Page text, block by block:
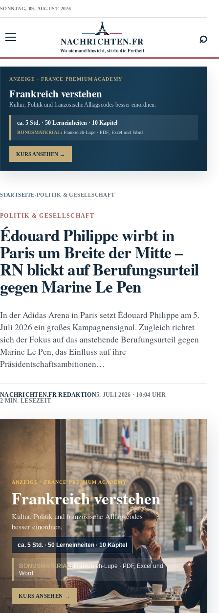
SONNTAG, 09. AUGUST 2026
NACHRICHTEN.FR
Wo niemand hinsieht, stirbt die Freiheit
⌕
ANZEIGE · FRANCE PREMIUM ACADEMY
Frankreich verstehen
Kultur, Politik und französische Alltagscodes besser einordnen.
ca. 5 Std. · 50 Lerneinheiten · 10 Kapitel
BONUSMATERIAL: Frankreich-Lupe · PDF, Excel und Word
KURS ANSEHEN →
STARTSEITE›POLITIK & GESELLSCHAFT
POLITIK & GESELLSCHAFT
Édouard Philippe wirbt in
Paris um Breite der Mitte –
RN blickt auf Berufungsurteil
gegen Marine Le Pen
In der Adidas Arena in Paris setzt Édouard Philippe am 5.
Juli 2026 ein großes Kampagnensignal. Zugleich richtet
sich der Fokus auf das anstehende Berufungsurteil gegen
Marine Le Pen, das Einfluss auf ihre
Präsidentschaftsambitionen…
NACHRICHTEN.FR REDAKTION5. JULI 2026 · 10:04 UHR
2 MIN. LESEZEIT
ANZEIGE · FRANCE PREMIUM ACADEMY
Frankreich verstehen
Kultur, Politik und französische Alltagscodes
besser einordnen.
ca. 5 Std. · 50 Lerneinheiten · 10 Kapitel
BONUSMATERIAL: Frankreich-Lupe · PDF, Excel und
Word
KURS ANSEHEN →